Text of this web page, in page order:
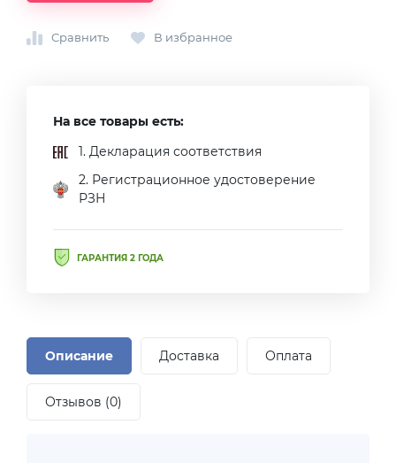
Сравнить В избранное
На все товары есть:
1. Декларация соответствия
2. Регистрационное удостоверение
РЗН
ГАРАНТИЯ 2 ГОДА
Описание Доставка Оплата
Отзывов (0)